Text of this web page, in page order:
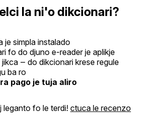
la ni'o dikcionari?
je simpla instalado
fo do djuno e-reader je aplikje
‒ do dikcionari krese regule
ba ro
pago je tuja aliro
leganto fo le terdi! ctuca le recenzo